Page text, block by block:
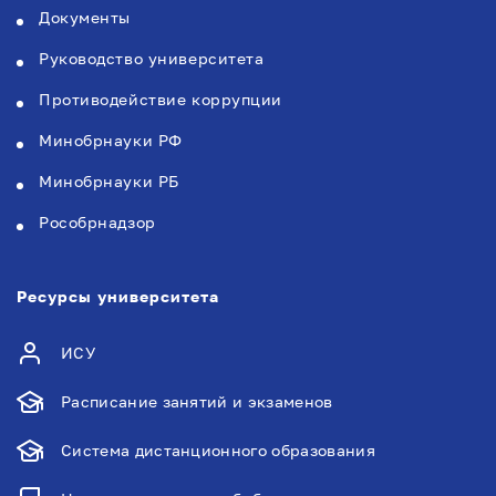
Документы
Руководство университета
Противодействие коррупции
Минобрнауки РФ
Минобрнауки РБ
Рособрнадзор
Ресурсы университета
ИСУ
Расписание занятий и экзаменов
Система дистанционного образования